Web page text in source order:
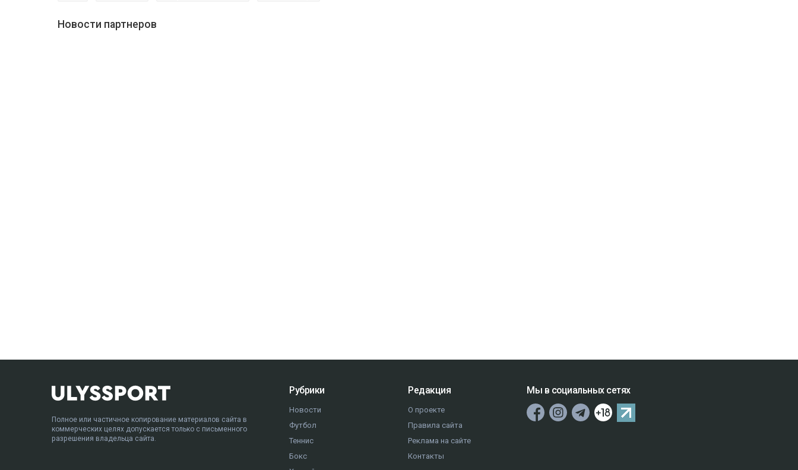
Новости партнеров
Полное или частичное копирование материалов сайта в
коммерческих целях допускается только с письменного
разрешения владельца сайта.
Рубрики
Новости
Футбол
Теннис
Бокс
Редакция
О проекте
Правила сайта
Реклама на сайте
Контакты
Мы в социальных сетях